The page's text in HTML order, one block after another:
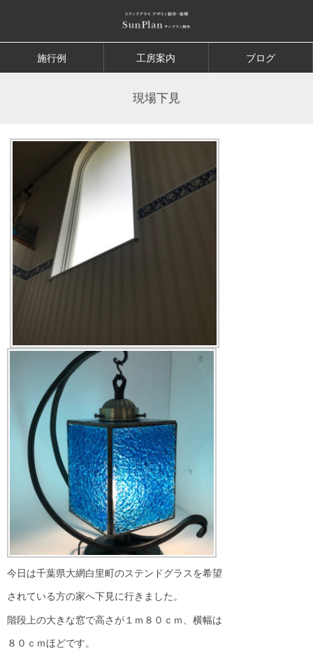
施行例 工房案内 ブログ
現場下見
今日は千葉県大網白里町のステンドグラスを希望
されている方の家へ下見に行きました。
階段上の大きな窓で高さが１ｍ８０ｃｍ、横幅は
８０ｃｍほどです。